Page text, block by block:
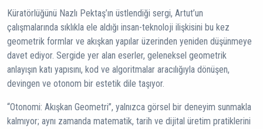
Küratörlüğünü Nazlı Pektaş’ın üstlendiği sergi, Artut’un
çalışmalarında sıklıkla ele aldığı insan-teknoloji ilişkisini bu kez
geometrik formlar ve akışkan yapılar üzerinden yeniden düşünmeye
davet ediyor. Sergide yer alan eserler, geleneksel geometrik
anlayışın katı yapısını, kod ve algoritmalar aracılığıyla dönüşen,
devingen ve otonom bir estetik dile taşıyor.
“Otonomi: Akışkan Geometri”, yalnızca görsel bir deneyim sunmakla
kalmıyor; aynı zamanda matematik, tarih ve dijital üretim pratiklerini